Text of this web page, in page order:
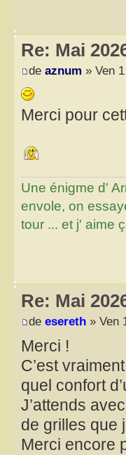
Re: Mai
de aznum » Ven
Merci pour
Une énigme d'
envole, on
tour ... et j' aime
Re: Mai
de esereth » Ven
Merci !
C’est
quel confort
J’attends
de grilles que
Merci encore